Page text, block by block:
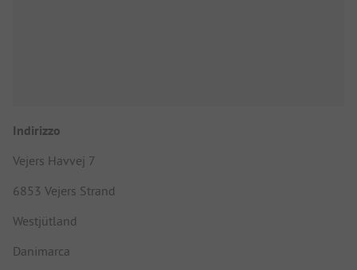
Indirizzo
Vejers Havvej 7
6853 Vejers Strand
Westjütland
Danimarca